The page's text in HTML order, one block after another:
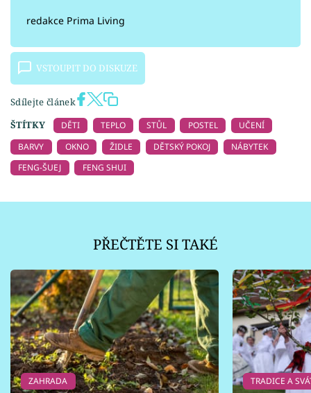
redakce Prima Living
VSTOUPIT DO DISKUZE
Sdílejte článek
ŠTÍTKY
DĚTI TEPLO STŮL POSTEL
UČENÍ
BARVY
OKNO ŽIDLE DĚTSKÝ POKOJ
NÁBYTEK
FENG-ŠUEJ
FENG SHUI
PŘEČTĚTE SI TAKÉ
ZAHRADA TRADICE A